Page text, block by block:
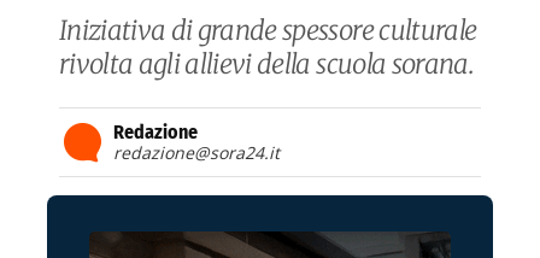
Iniziativa di grande spessore culturale
rivolta agli allievi della scuola sorana.
Redazione
redazione@sora24.it